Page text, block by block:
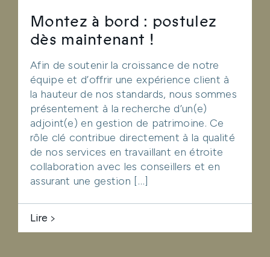
Montez à bord : postulez
dès maintenant !
Afin de soutenir la croissance de notre
équipe et d’offrir une expérience client à
la hauteur de nos standards, nous sommes
présentement à la recherche d’un(e)
adjoint(e) en gestion de patrimoine. Ce
rôle clé contribue directement à la qualité
de nos services en travaillant en étroite
collaboration avec les conseillers et en
assurant une gestion […]
Lire